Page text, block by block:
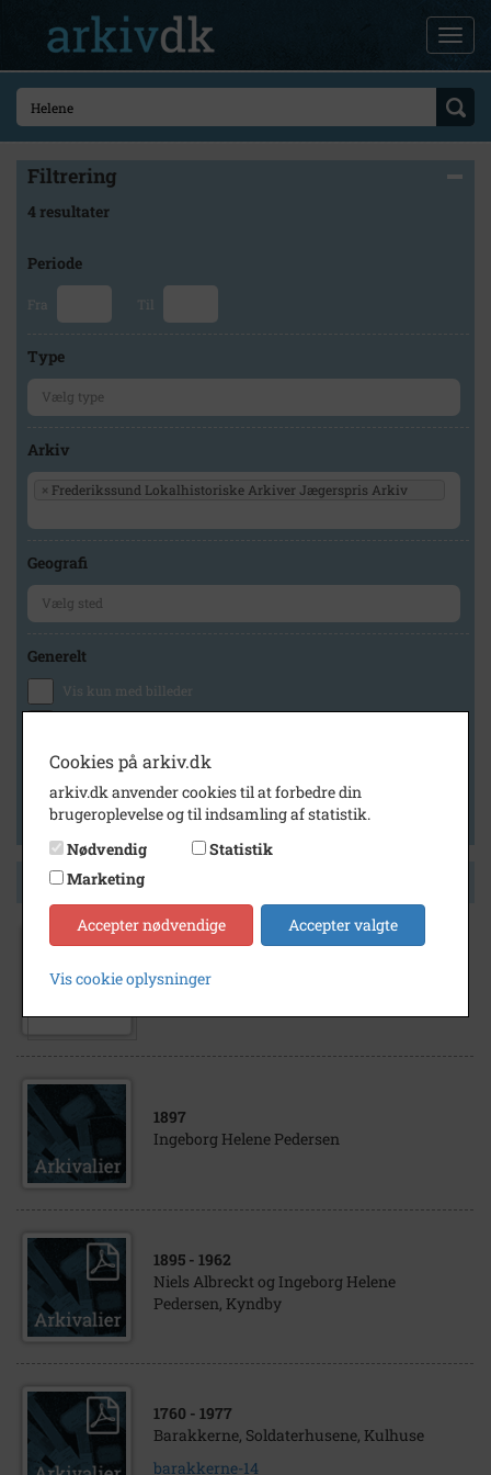
Filtrering
4 resultater
Periode
Fra Til
Type
Arkiv
× Frederikssund Lokalhistoriske Arkiver Jægerspris Arkiv
Geografi
Generelt
Vis kun med billeder
Vis kun med lydklip
Vis kun med kilder
Vis kun med geo-tag
Side 1 af 1
1970- 1975
Helene og Edvard Pedersen,
1897
Ingeborg Helene Pedersen
1895 - 1962
Niels Albreckt og Ingeborg Helene
Pedersen, Kyndby
1760 - 1977
Barakkerne, Soldaterhusene, Kulhuse
barakkerne-14
Cookies på arkiv.dk
arkiv.dk anvender cookies til at forbedre din
brugeroplevelse og til indsamling af statistik.
Nødvendig
Statistik
Marketing
Accepter nødvendige Accepter valgte
Vis cookie oplysninger